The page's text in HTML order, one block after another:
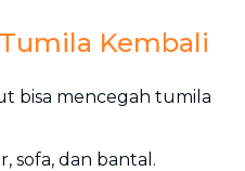
Kembali
bisa mencegah tumila
sofa, dan bantal.